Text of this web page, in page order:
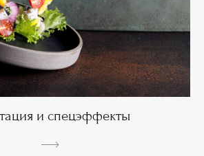
и спецэффекты